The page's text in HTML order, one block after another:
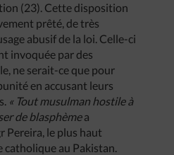
(23). Cette disposition
prêté, de très
abusif de la loi. Celle-ci
invoquée par des
ne serait-ce que pour
en accusant leurs
« Toutmusulman hostileà
deblasphèmea
Pereira, le plus haut
catholique au Pakistan.